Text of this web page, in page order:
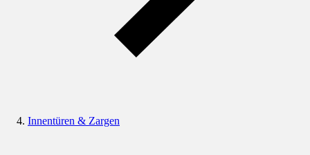
Innentüren & Zargen